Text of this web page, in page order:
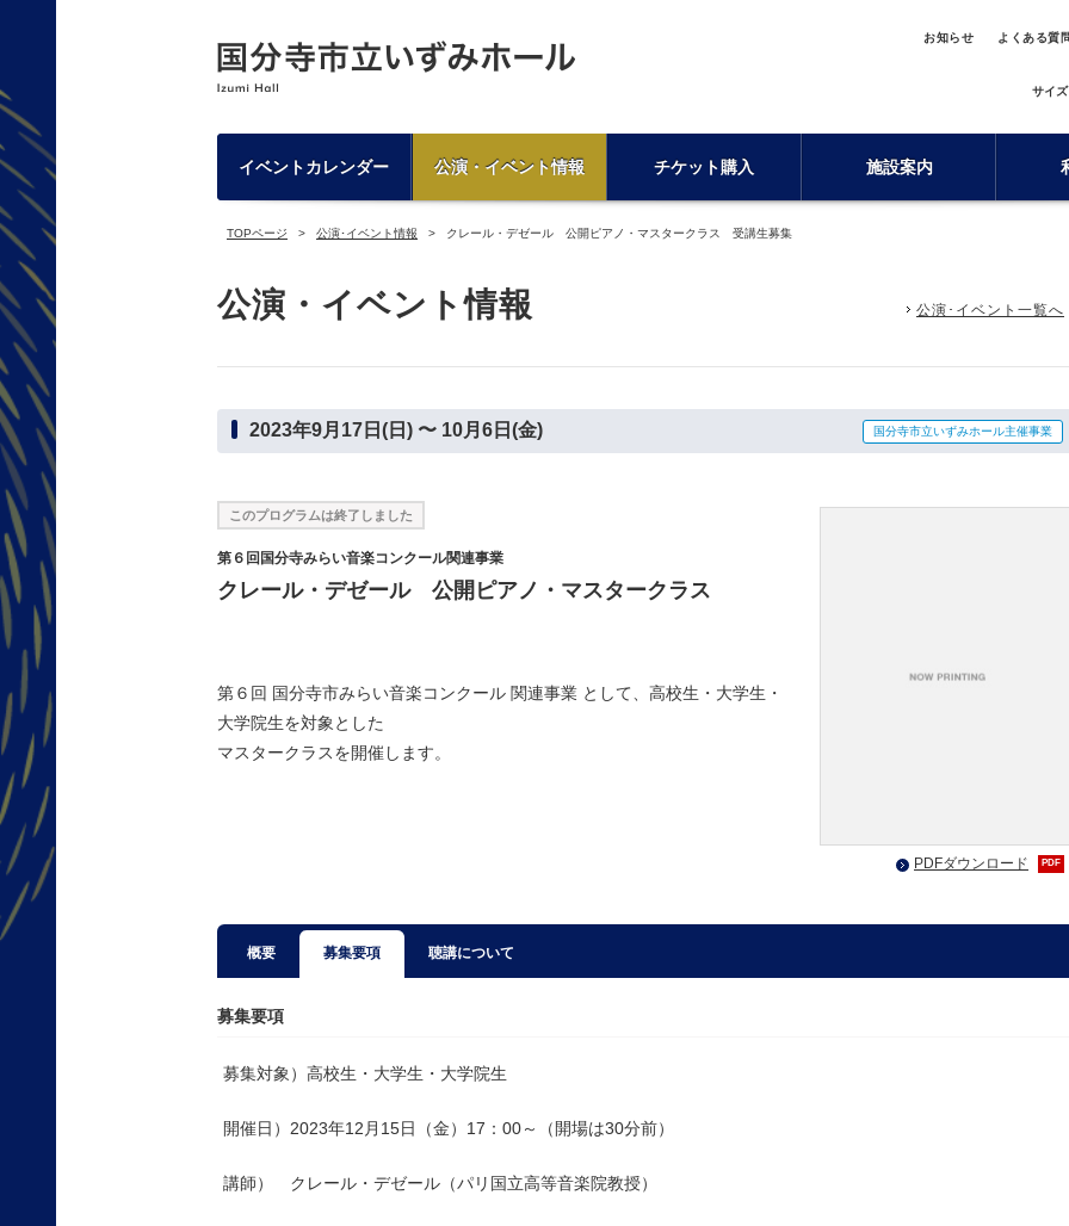
お知らせ よくある質
サイズ
イベントカレンダー 公演・イベント情報 チケット購入 施設案内
TOPページ 公演･イベント情報 クレール・デゼール 公開ピアノ・マスタークラス 受講生募集
公演・イベント情報 公演･イベント一覧へ
2023年9月17日(日) 〜 10月6日(金) 国分寺市立いずみホール主催事業
このプログラムは終了しました
第６回国分寺みらい音楽コンクール関連事業
クレール・デゼール 公開ピアノ・マスタークラス
第６回 国分寺市みらい音楽コンクール 関連事業 として、高校生・大学生・
大学院生を対象とした
マスタークラスを開催します。
PDFダウンロード PDF
概要 募集要項 聴講について
募集要項
募集対象）高校生・大学生・大学院生
開催日）2023年12月15日（金）17：00～（開場は30分前）
講師） クレール・デゼール（パリ国立高等音楽院教授）